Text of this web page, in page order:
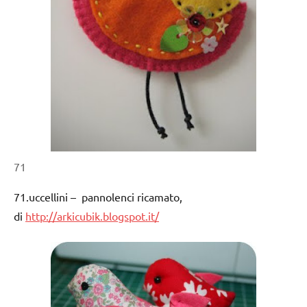
71
71.uccellini – pannolenci ricamato,
di http://arkicubik.blogspot.it/